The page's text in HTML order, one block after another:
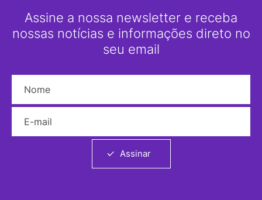
Assine a nossa newsletter e receba
nossas notícias e informações direto no
seu email
Assinar